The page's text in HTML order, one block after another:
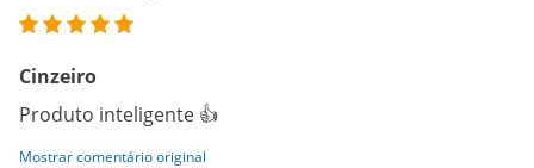
Cinzeiro
Produto inteligente 👍
Mostrar comentário original